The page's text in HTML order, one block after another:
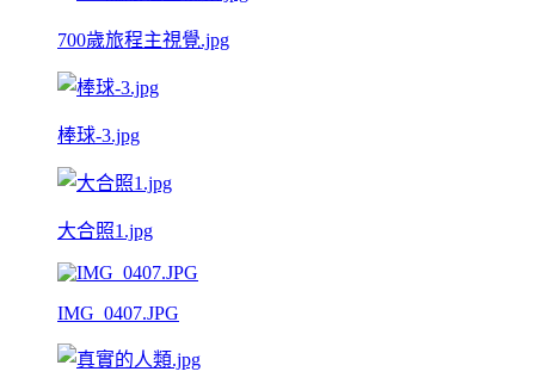
700歲旅程主視覺.jpg
棒球-3.jpg
大合照1.jpg
IMG_0407.JPG